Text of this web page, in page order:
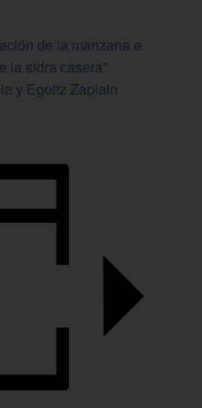
de la manzana e
la sidra casera”
y Egoitz Zapiain